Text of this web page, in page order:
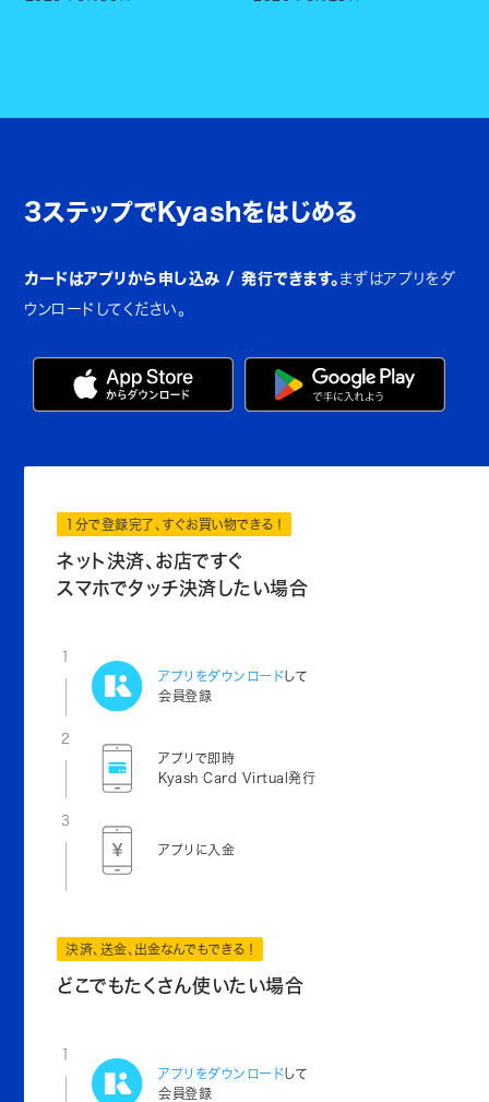
3ステップでKyashをはじめる
カードはアプリから申し込み / 発行できます。 まずはアプリをダ
ウンロードしてください。
1分で登録完了、すぐお買い物できる！
ネット決済、お店ですぐ
スマホでタッチ決済したい場合
1
アプリをダウンロードして
会員登録
2
アプリで即時
Kyash Card Virtual発行
3
アプリに入金
決済、送金、出金なんでもできる！
どこでもたくさん使いたい場合
1
アプリをダウンロードして
会員登録